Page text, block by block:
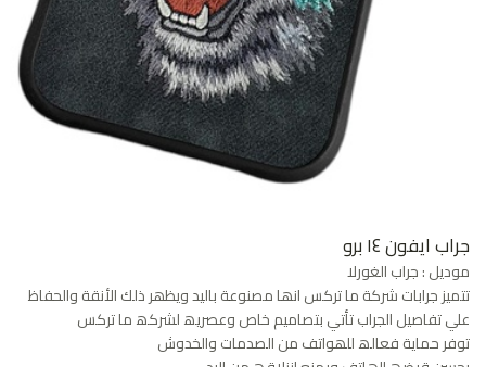
جراب ايفون ١٤ برو
موديل : جراب الغورلا
تتمیز جرابات شركة ما تركس انھا مصنوعة بالید ویظھر ذلك الأنقة والحفاظ
علي تفاصیل الجراب تأتي بتصامیم خاص وعصریھ لشركھ ما تركس
توفر حمایة فعالھ للھواتف من الصدمات والخدوش